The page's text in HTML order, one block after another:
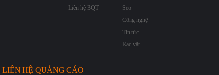
Liên hệ BQT
Seo
Công nghệ
Tin tức
Rao vặt
LIÊN HỆ QUẢNG CÁO